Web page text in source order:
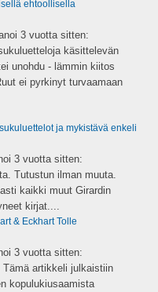
ehtoollisella
3 vuotta sitten:
käsittelevän
unohdu - lämmin kiitos
ei pyrkinyt turvaamaan
ja mykistävä enkeli
3 vuotta sitten:
Tutustun ilman muuta.
kaikki muut Girardin
kirjat....
& Eckhart Tolle
3 vuotta sitten:
artikkeli julkaistiin
kopulukiusaamista